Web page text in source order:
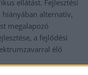
ellátást. Fejlesztési
hiányában alternatív,
megalapozó
a fejlődési
élő